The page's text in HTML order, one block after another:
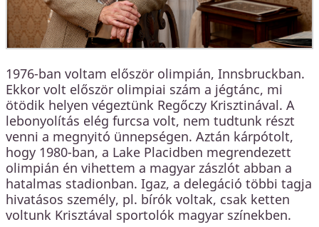
1976-ban voltam először olimpián, Innsbruckban.
Ekkor volt először olimpiai szám a jégtánc, mi
ötödik helyen végeztünk Regőczy Krisztinával. A
lebonyolítás elég furcsa volt, nem tudtunk részt
venni a megnyitó ünnepségen. Aztán kárpótolt,
hogy 1980-ban, a Lake Placidben megrendezett
olimpián én vihettem a magyar zászlót abban a
hatalmas stadionban. Igaz, a delegáció többi tagja
hivatásos személy, pl. bírók voltak, csak ketten
voltunk Krisztával sportolók magyar színekben.